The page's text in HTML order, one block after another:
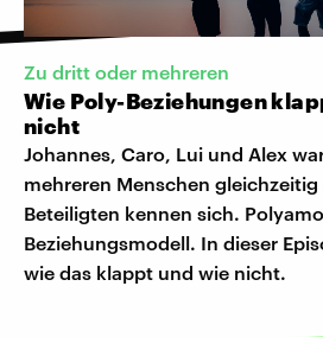
Zu dritt oder mehreren
Wie Poly-Beziehungen
nicht
Johannes, Caro, Lui und Alex
mehreren Menschen
Beteiligten kennen sich.
Beziehungsmodell. In dieser
wie das klappt und wie nicht.